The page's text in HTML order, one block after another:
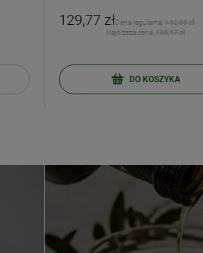
129,77 złCena regularna: 142,60 zł
Najniższa cena: 135,47 zł
DO KOSZYKA